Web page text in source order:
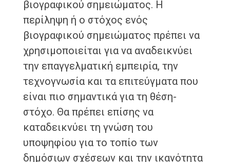
βιογραφικού σημειώματος. Η
περίληψη ή ο στόχος ενός
βιογραφικού σημειώματος πρέπει να
χρησιμοποιείται για να αναδεικνύει
την επαγγελματική εμπειρία, την
τεχνογνωσία και τα επιτεύγματα που
είναι πιο σημαντικά για τη θέση-
στόχο. Θα πρέπει επίσης να
καταδεικνύει τη γνώση του
υποψηφίου για το τοπίο των
δημόσιων σχέσεων και την ικανότητα